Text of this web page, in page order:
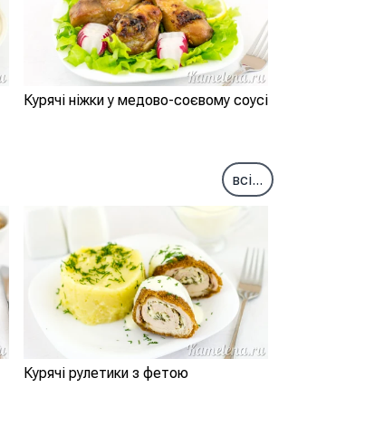
Курячі ніжки у медово-соєвому соусі
всі...
Курячі рулетики з фетою